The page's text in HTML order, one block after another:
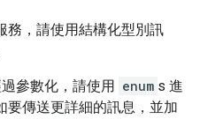
務，請使用結構化型別訊
參數化，請使用 enum s 進
要傳送更詳細的訊息，並加